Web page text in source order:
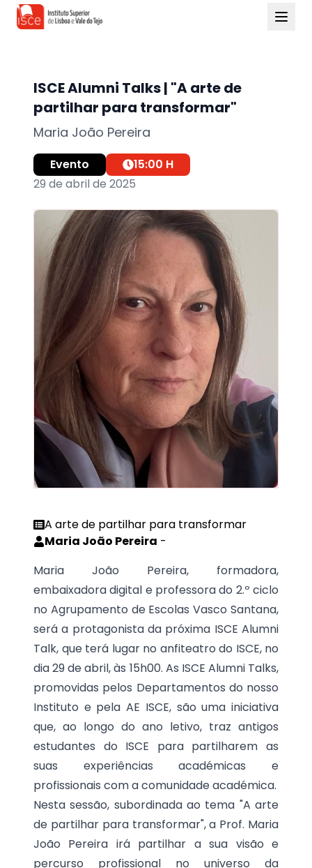
ISCE Alumni Talks | "A arte de
partilhar para transformar"
Maria João Pereira
Evento 15:00 H
29 de abril de 2025
A arte de partilhar para transformar
Maria João Pereira -
Maria João Pereira, formadora,
embaixadora digital e professora do 2.º ciclo
no Agrupamento de Escolas Vasco Santana,
será a protagonista da próxima ISCE Alumni
Talk, que terá lugar no anfiteatro do ISCE, no
dia 29 de abril, às 15h00. As ISCE Alumni Talks,
promovidas pelos Departamentos do nosso
Instituto e pela AE ISCE, são uma iniciativa
que, ao longo do ano letivo, traz antigos
estudantes do ISCE para partilharem as
suas experiências académicas e
profissionais com a comunidade académica.
Nesta sessão, subordinada ao tema "A arte
de partilhar para transformar", a Prof. Maria
João Pereira irá partilhar a sua visão e
percurso profissional no universo da